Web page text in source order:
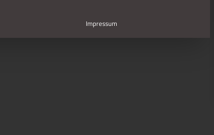
Impressum